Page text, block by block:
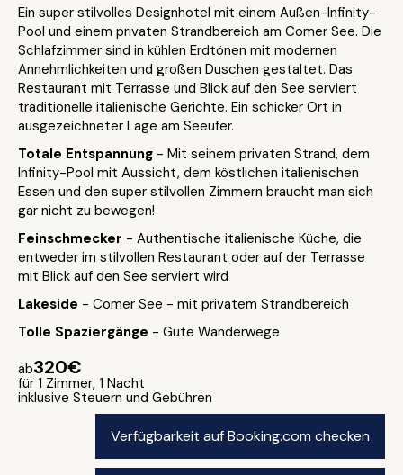
Ein super stilvolles Designhotel mit einem Außen-Infinity-
Pool und einem privaten Strandbereich am Comer See. Die
Schlafzimmer sind in kühlen Erdtönen mit modernen
Annehmlichkeiten und großen Duschen gestaltet. Das
Restaurant mit Terrasse und Blick auf den See serviert
traditionelle italienische Gerichte. Ein schicker Ort in
ausgezeichneter Lage am Seeufer.
Totale Entspannung - Mit seinem privaten Strand, dem
Infinity-Pool mit Aussicht, dem köstlichen italienischen
Essen und den super stilvollen Zimmern braucht man sich
gar nicht zu bewegen!
Feinschmecker - Authentische italienische Küche, die
entweder im stilvollen Restaurant oder auf der Terrasse
mit Blick auf den See serviert wird
Lakeside - Comer See - mit privatem Strandbereich
Tolle Spaziergänge - Gute Wanderwege
ab320€
für 1 Zimmer, 1 Nacht
inklusive Steuern und Gebühren
Verfügbarkeit auf Booking.com checken